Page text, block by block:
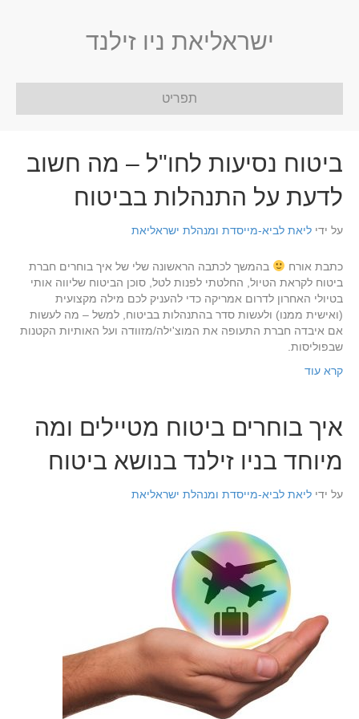
ישראליאת ניו זילנד
תפריט
ביטוח נסיעות לחו"ל – מה חשוב
לדעת על התנהלות בביטוח
על ידי ליאת לביא-מייסדת ומנהלת ישראליאת
כתבת אורח
בהמשך לכתבה הראשונה שלי של איך בוחרים חברת
ביטוח לקראת הטיול, החלטתי לפנות לטל, סוכן הביטוח שליווה אותי
בטיולי האחרון לדרום אמריקה כדי להעניק לכם מילה מקצועית
(ואישית ממנו) ולעשות סדר בהתנהלות בביטוח, למשל – מה לעשות
אם איבדה חברת התעופה את המוצ'ילה/מזוודה ועל האותיות הקטנות
שבפוליסות.
קרא עוד
איך בוחרים ביטוח מטיילים ומה
מיוחד בניו זילנד בנושא ביטוח
על ידי ליאת לביא-מייסדת ומנהלת ישראליאת